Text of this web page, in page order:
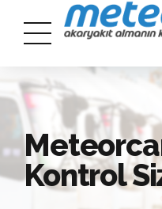
Kontrol